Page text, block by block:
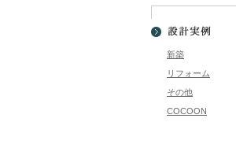
新築
リフォーム
その他
COCOON